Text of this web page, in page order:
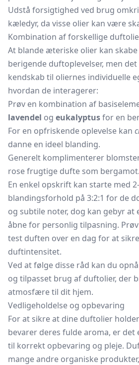
Udstå forsigtighed ved brug
kæledyr, da visse olier kan være
Kombination af forskellige
At blande æteriske olier kan
berigende duftoplevelser, men
kendskab til oliernes individuelle
hvordan de interagerer:
Prøv en kombination af
lavendel og eukalyptusfor en
For en opfriskende oplevelse kan
danne en ideel blanding.
Generelt komplimenterer
rose frugtige dufte som bergamot.
En enkel opskrift kan starte med
blandingsforhold på 3:2:1 for de
og subtile noter, dog kan gebyr at
åbne for personlig tilpasning.
test duften over en dag for at
duftintensitet.
Ved at følge disse råd kan du
og tilpasset brug af duftolier, der
atmosfære til dit hjem.
Vedligeholdelse og opbevaring
For at sikre at dine duftolier
bevarer deres fulde aroma, er det
til korrekt opbevaring og pleje.
mange andre organiske